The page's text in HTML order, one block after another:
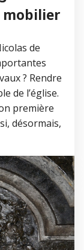
mobilier
de
? Rendre
de l’église.
première
désormais,